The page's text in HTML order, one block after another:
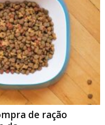
de ração